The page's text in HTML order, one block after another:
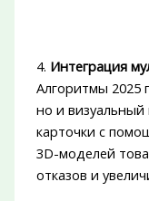
4. Интеграция
Алгоритмы 2025
но и визуальный
карточки с
3D-моделей
отказов и